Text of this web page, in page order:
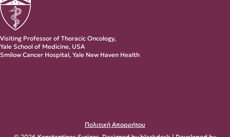
Visiting Professor of Thoracic Oncology,
Yale School of Medicine, USA
Smilow Cancer Hospital, Yale New Haven Health
Πολιτική Απορρήτου